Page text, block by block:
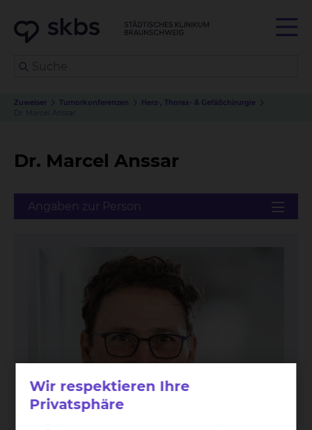
Zuweiser Tumorkonferenzen
Herz-, Thorax- & Gefäßchirurgie
Dr. Marcel Anssar
Dr. Marcel Anssar
Wir respektieren Ihre
Privatsphäre